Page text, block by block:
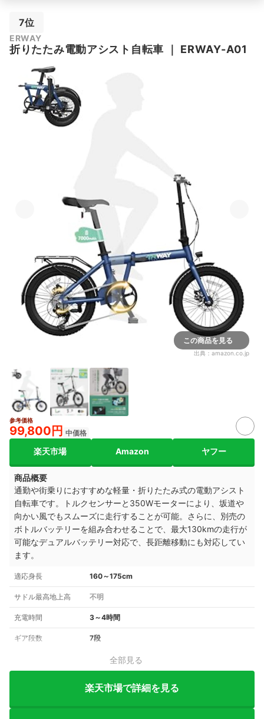
7位
ERWAY
折りたたみ電動アシスト自転車 ｜ ERWAY-A01
この商品を見る
出典： amazon.co.jp
参考価格
99,800円 中価格
楽天市場 Amazon ヤフー
商品概要
通勤や街乗りにおすすめな軽量・折りたたみ式の電動アシスト
自転車です。トルクセンサーと350Wモーターにより、坂道や
向かい風でもスムーズに走行することが可能。さらに、別売の
ボトルバッテリーを組み合わせることで、最大130kmの走行が
可能なデュアルバッテリー対応で、長距離移動にも対応してい
ます。
適応身長 160～175cm
サドル最高地上高 不明
充電時間 3～4時間
ギア段数 7段
全部見る
楽天市場で詳細を見る